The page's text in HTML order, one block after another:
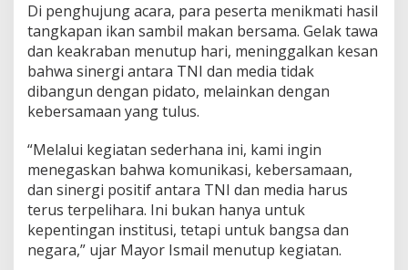
Di penghujung acara, para peserta menikmati hasil
tangkapan ikan sambil makan bersama. Gelak tawa
dan keakraban menutup hari, meninggalkan kesan
bahwa sinergi antara TNI dan media tidak
dibangun dengan pidato, melainkan dengan
kebersamaan yang tulus.
“Melalui kegiatan sederhana ini, kami ingin
menegaskan bahwa komunikasi, kebersamaan,
dan sinergi positif antara TNI dan media harus
terus terpelihara. Ini bukan hanya untuk
kepentingan institusi, tetapi untuk bangsa dan
negara,” ujar Mayor Ismail menutup kegiatan.